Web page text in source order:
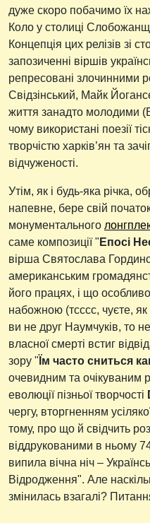
дуже скоро побачимо їх
Коло у столиці
Концепція цих релізів зі
запозиченні віршів
репресовані
Свідзінський, Майк
життя занадто молодими
чому використані поезії
творчістю харків’ян та
відчуженості.
Утім, як і будь-яка річка,
напевне, бере свій
монументального
саме композиції " Епосі
вірша Святослава
американським
його працях, і що
набожною (тсссс, чуєте,
ви не друг Наумчуків, то
власної смерті встиг
зору " Їм часто сниться
очевидним та очікуваним
еволюції пізньої творчості
чергу, вторгненням
тому, про що й свідчить
віддрукованими в ньому
випила вічна ніч –
Відродження". Але
змінилась взагалі?